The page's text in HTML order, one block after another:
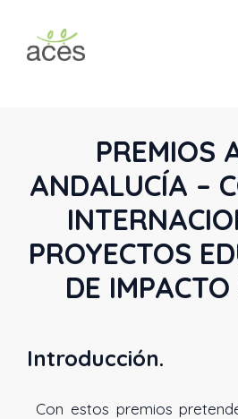
contenido
PREMIOS
ANDALUCÍA –
PROYECTOS
DE
Introducción.
Con estos premios